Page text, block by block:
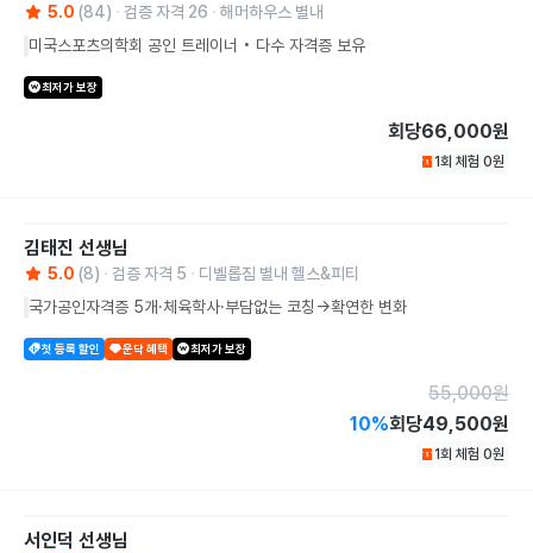
5.0 (84) 검증 자격 26
해머하우스 별내
미국스포츠의학회 공인 트레이너 • 다수 자격증 보유
최저가 보장
회당66,000원
1회 체험 0원
김태진 선생님
5.0 (8) 검증 자격 5
디벨롭짐 별내 헬스&피티
국가공인자격증 5개·체육학사·부담없는 코칭→확연한 변화
첫 등록 할인 운닥 혜택 최저가 보장
55,000원
10%회당49,500원
1회 체험 0원
서인덕 선생님